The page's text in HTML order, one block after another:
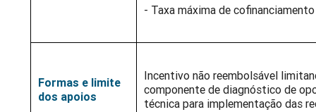
- Taxa máxima de
Formas e limite
dos apoios
Incentivo não reembolsável
componente de diagnóstico de
técnica para implementação das